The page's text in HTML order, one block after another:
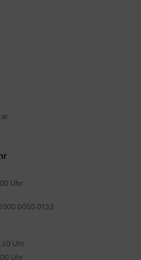
Uhr
0050 0132
Uhr
Uhr